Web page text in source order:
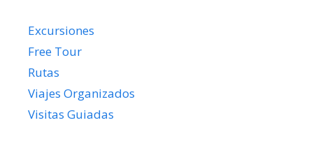
Excursiones
Free Tour
Rutas
Viajes Organizados
Visitas Guiadas